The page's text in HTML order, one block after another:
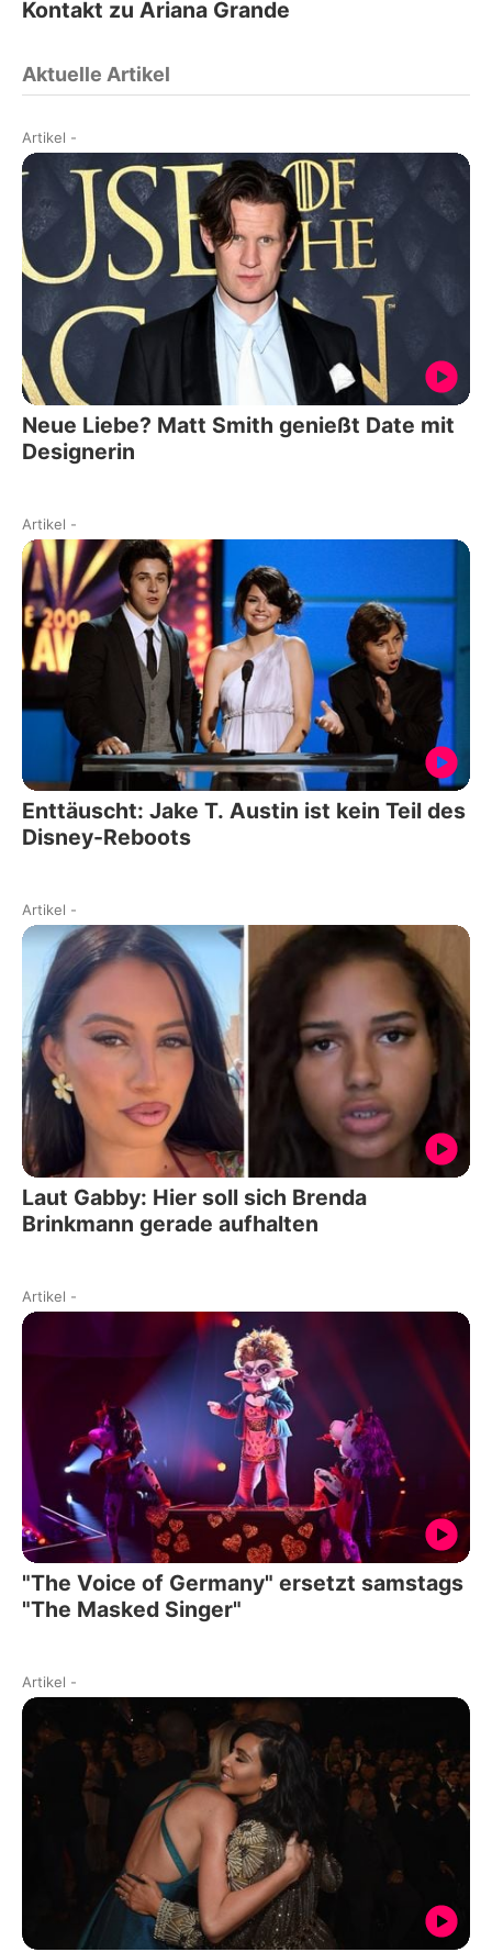
Kontakt zu Ariana Grande
Aktuelle Artikel
Artikel -
Neue Liebe? Matt Smith genießt Date mit
Designerin
Artikel -
Enttäuscht: Jake T. Austin ist kein Teil des
Disney-Reboots
Artikel -
Laut Gabby: Hier soll sich Brenda
Brinkmann gerade aufhalten
Artikel -
"The Voice of Germany" ersetzt samstags
"The Masked Singer"
Artikel -